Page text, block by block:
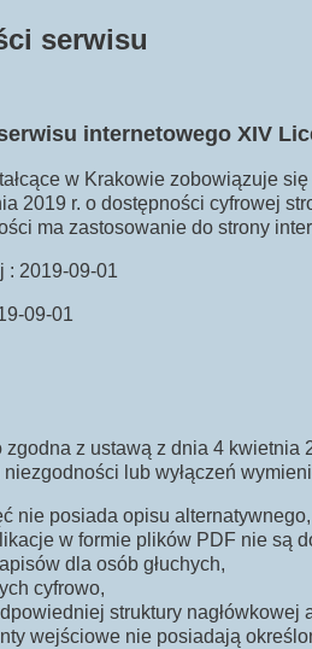
serwisu
internetowego XIV
w Krakowie zobowiązuje
2019 r. o dostępności cyfrowej
ma zastosowanie do strony
: 2019-09-01
09-01
z ustawą z dnia 4
lub wyłączeń
nie posiada opisu
w formie plików PDF nie są
dla osób głuchych,
cyfrowo,
struktury nagłówkowej
wejściowe nie posiadają